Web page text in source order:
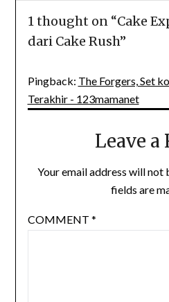
1 thought on “Cake
dari Cake Rush”
Pingback: The Forgers, Set
Terakhir - 123mamanet
Leave a
Your email address will not
fields are
COMMENT *